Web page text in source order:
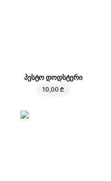
პესტო დოდსტერი
10,00 ₾